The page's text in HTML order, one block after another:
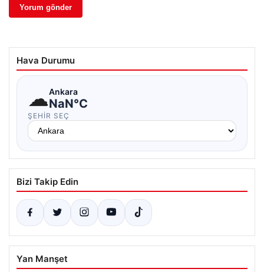
Hava Durumu
☁Ankara
NaN°C
ŞEHIR SEÇ
Bizi Takip Edin
Yan Manşet